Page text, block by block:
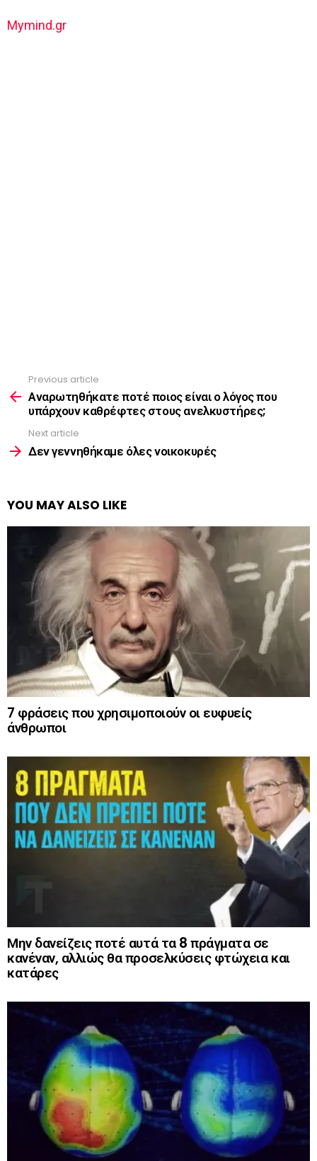
Mymind.gr
more
Previous article
Αναρωτηθήκατε ποτέ ποιος είναι ο λόγος που
υπάρχουν καθρέφτες στους ανελκυστήρες;
Next article
Δεν γεννηθήκαμε όλες νοικοκυρές
YOU MAY ALSO LIKE
7 φράσεις που χρησιμοποιούν οι ευφυείς
άνθρωποι
Μην δανείζεις ποτέ αυτά τα 8 πράγματα σε
κανέναν, αλλιώς θα προσελκύσεις φτώχεια και
κατάρες